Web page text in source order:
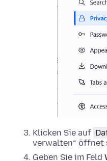
Klicken Sie auf
verwalten“ öffnet
Geben Sie im Feld